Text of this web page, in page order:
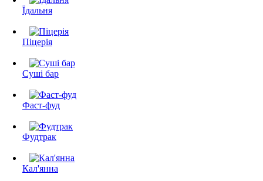
Їдальня
Піцерія
Суші бар
Фаст-фуд
Фудтрак
Кал'янна